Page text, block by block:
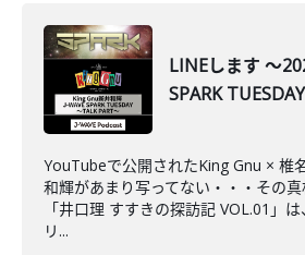
LINEします ～
SPARK
YouTubeで公開されたKing Gnu × 椎
和輝があまり写ってない・・・その
「井口理 すすきの探訪記 VOL.01」
リ...